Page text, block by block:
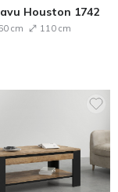
Houston 1742
cm 110 cm